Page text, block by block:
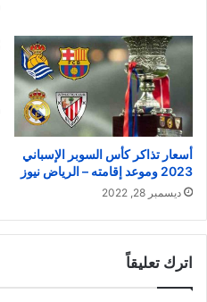
أسعار تذاكر كأس السوبر الإسباني
2023 وموعد إقامته – الرياض نيوز
ديسمبر 28, 2022
اترك تعليقاً